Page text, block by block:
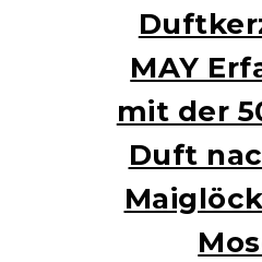
MAY
mit der
Duft